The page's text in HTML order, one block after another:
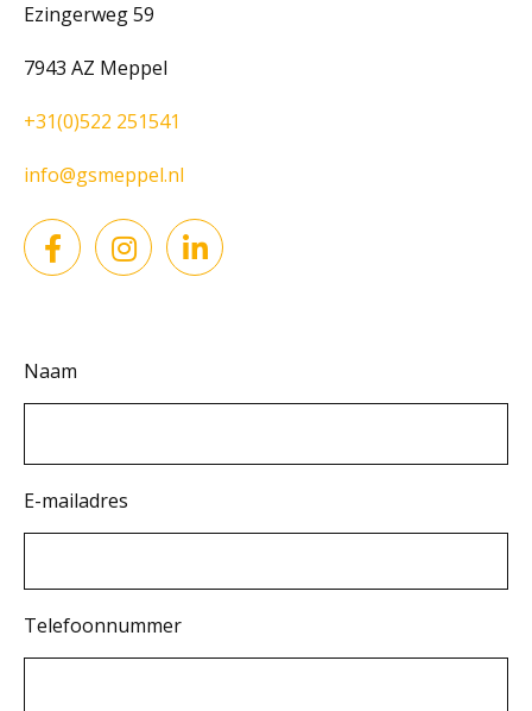
Naam
E-mailadres
Telefoonnummer
Ezingerweg 59
7943 AZ Meppel
+31(0)522 251541
info@gsmeppel.nl